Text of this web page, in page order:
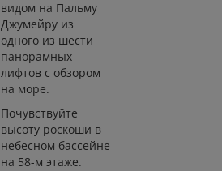
видом на Пальму
Джумейру из
одного из шести
панорамных
лифтов с обзором
на море.
Почувствуйте
высоту роскоши в
небесном бассейне
на 58-м этаже.